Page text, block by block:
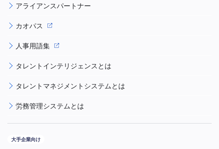
アライアンスパートナー
カオパス
人事用語集
タレントインテリジェンスとは
タレントマネジメントシステムとは
労務管理システムとは